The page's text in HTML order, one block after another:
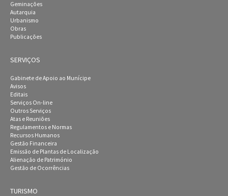
Geminações
Autarquia
Urbanismo
Obras
Publicações
SERVIÇOS
Gabinete de Apoio ao Munícipe
Avisos
Editais
Serviços On-line
Outros Serviços
Atas e Reuniões
Regulamentos e Normas
Recursos Humanos
Gestão Financeira
Emissão de Plantas de Localização
Alienação de Património
Gestão de Ocorrências
TURISMO